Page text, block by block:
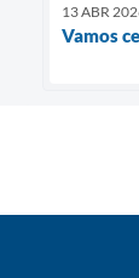
13 ABR
Vamos